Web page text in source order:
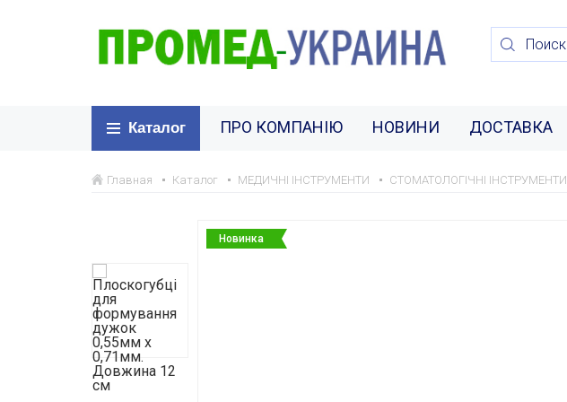
Каталог ПРО КОМПАНІЮ НОВИНИ ДОСТАВКА
Главная Каталог МЕДИЧНІ ІНСТРУМЕНТИ СТОМАТОЛОГІЧНІ ІНСТРУМЕНТИ
Новинка